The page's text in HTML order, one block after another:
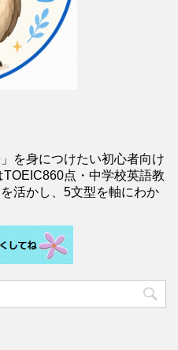
を身につけたい初心者向け
点・中学校英語教
活かし、5文型を軸にわか